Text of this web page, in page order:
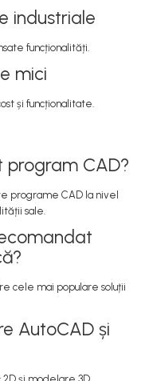
industriale
funcționalități.
mici
și funcționalitate.
program CAD?
programe CAD la nivel
sale.
cele mai populare soluții
AutoCAD și